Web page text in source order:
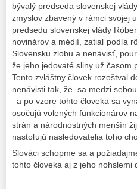
bývalý predseda slovenskej
zmyslov zbavený v rámci svojej
predsedu slovenskej vlády
novinárov a médií, zatiaľ podľa
Slovensku zlobu a nenávisť,
že jeho jedovaté sliny už časom
Tento zvláštny človek rozoštval
nenávisti tak, že sa medzi
a po vzore tohto človeka sa
osočujú volených funkcionárov
strán a národnostných menšín
nastoľujú nasledovatelia toho
Slováci schopme sa a
tohto človeka aj z jeho nohslemi